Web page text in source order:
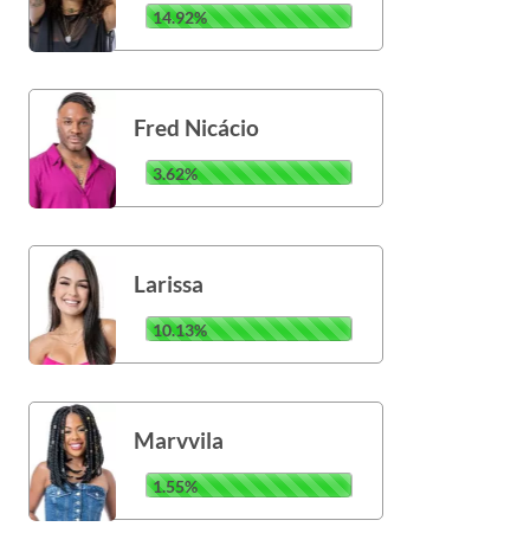
14.92%
Fred Nicácio
3.62%
Larissa
10.13%
Marvvila
1.55%